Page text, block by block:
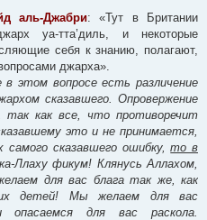
аль-Джабри: «Тут в Британии
уа-тта’диль, и некоторые
себя к знанию, полагают,
джарха».
в этом вопросе есть различение
сказавшего. Опровержение
так как все, что противоречит
это и не принимается,
сказавшего ошибку,то в
Ллаху фикум! Клянусь Аллахом,
для вас блага так же, как
детей! Мы желаем для вас
опасаемся для вас раскола.